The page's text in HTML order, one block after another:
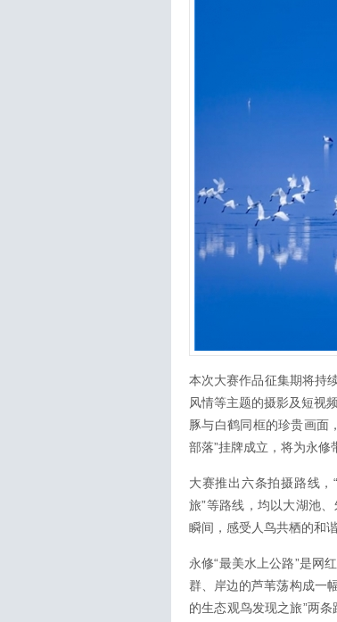
本次大赛作品征集期将持
风情等主题的摄影及短视
豚与白鹤同框的珍贵画面
部落”挂牌成立，将为永修
大赛推出六条拍摄路线
旅”等路线，均以大湖池
瞬间，感受人鸟共栖的和谐
永修“最美水上公路”是网
群、岸边的芦苇荡构成一
的生态观鸟发现之旅”两